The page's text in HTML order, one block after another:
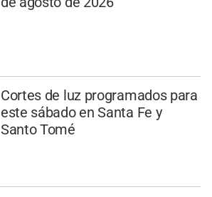
Cortes de luz programados para
este sábado en Santa Fe y
Santo Tomé